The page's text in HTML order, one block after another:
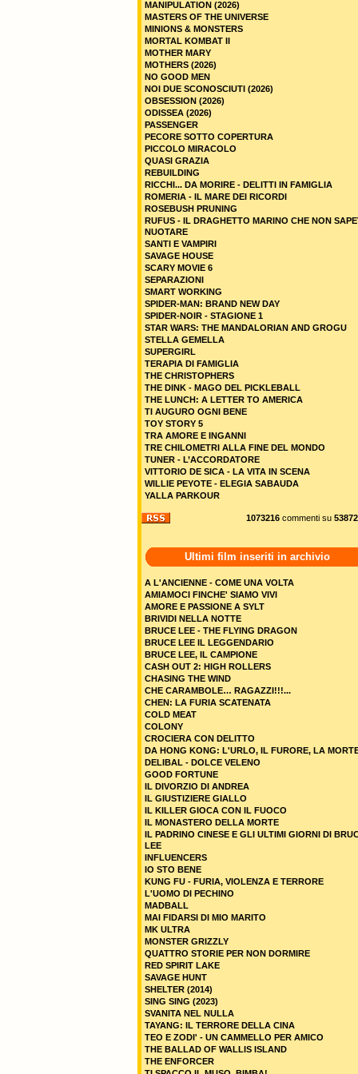
MANIPULATION (2026)
MASTERS OF THE UNIVERSE
MINIONS & MONSTERS
MORTAL KOMBAT II
MOTHER MARY
MOTHERS (2026)
NO GOOD MEN
NOI DUE SCONOSCIUTI (2026)
OBSESSION (2026)
ODISSEA (2026)
PASSENGER
PECORE SOTTO COPERTURA
PICCOLO MIRACOLO
QUASI GRAZIA
REBUILDING
RICCHI... DA MORIRE - DELITTI IN FAMIGLIA
ROMERIA - IL MARE DEI RICORDI
ROSEBUSH PRUNING
RUFUS - IL DRAGHETTO MARINO CHE NON
NUOTARE
SANTI E VAMPIRI
SAVAGE HOUSE
SCARY MOVIE 6
SEPARAZIONI
SMART WORKING
SPIDER-MAN: BRAND NEW DAY
SPIDER-NOIR - STAGIONE 1
STAR WARS: THE MANDALORIAN AND GROGU
STELLA GEMELLA
SUPERGIRL
TERAPIA DI FAMIGLIA
THE CHRISTOPHERS
THE DINK - MAGO DEL PICKLEBALL
THE LUNCH: A LETTER TO AMERICA
TI AUGURO OGNI BENE
TOY STORY 5
TRA AMORE E INGANNI
TRE CHILOMETRI ALLA FINE DEL MONDO
TUNER - L’ACCORDATORE
VITTORIO DE SICA - LA VITA IN SCENA
WILLIE PEYOTE - ELEGIA SABAUDA
YALLA PARKOUR
1073216 commenti su 53872
Ultimi film inseriti in archivio
A L'ANCIENNE - COME UNA VOLTA
AMIAMOCI FINCHE' SIAMO VIVI
AMORE E PASSIONE A SYLT
BRIVIDI NELLA NOTTE
BRUCE LEE - THE FLYING DRAGON
BRUCE LEE IL LEGGENDARIO
BRUCE LEE, IL CAMPIONE
CASH OUT 2: HIGH ROLLERS
CHASING THE WIND
CHE CARAMBOLE… RAGAZZI!!!...
CHEN: LA FURIA SCATENATA
COLD MEAT
COLONY
CROCIERA CON DELITTO
DA HONG KONG: L'URLO, IL FURORE, LA
DELIBAL - DOLCE VELENO
GOOD FORTUNE
IL DIVORZIO DI ANDREA
IL GIUSTIZIERE GIALLO
IL KILLER GIOCA CON IL FUOCO
IL MONASTERO DELLA MORTE
IL PADRINO CINESE E GLI ULTIMI GIORNI DI
LEE
INFLUENCERS
IO STO BENE
KUNG FU - FURIA, VIOLENZA E TERRORE
L'UOMO DI PECHINO
MADBALL
MAI FIDARSI DI MIO MARITO
MK ULTRA
MONSTER GRIZZLY
QUATTRO STORIE PER NON DORMIRE
RED SPIRIT LAKE
SAVAGE HUNT
SHELTER (2014)
SING SING (2023)
SVANITA NEL NULLA
TAYANG: IL TERRORE DELLA CINA
TEO E ZODI' - UN CAMMELLO PER AMICO
THE BALLAD OF WALLIS ISLAND
THE ENFORCER